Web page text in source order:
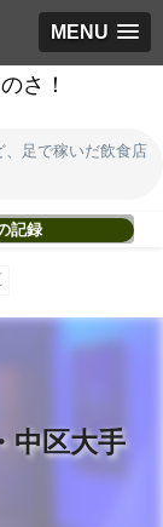
MENU
さ！
、足で稼いだ飲食店
記録
中区大手